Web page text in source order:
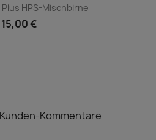
Plus HPS-Mischbirne
15,00 €
Kommentare